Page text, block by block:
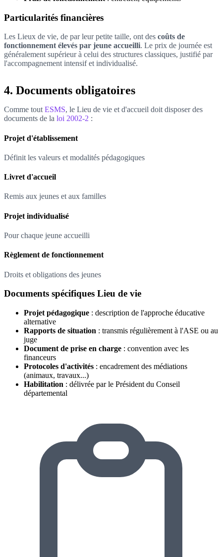
Particularités financières
Les Lieux de vie, de par leur petite taille, ont des coûts de
fonctionnement élevés par jeune accueilli. Le prix de journée est
généralement supérieur à celui des structures classiques, justifié par
l'accompagnement intensif et individualisé.
4. Documents obligatoires
Comme tout ESMS, le Lieu de vie et d'accueil doit disposer des
documents de la loi 2002-2 :
Projet d'établissement
Définit les valeurs et modalités pédagogiques
Livret d'accueil
Remis aux jeunes et aux familles
Projet individualisé
Pour chaque jeune accueilli
Règlement de fonctionnement
Droits et obligations des jeunes
Documents spécifiques Lieu de vie
Projet pédagogique : description de l'approche éducative
alternative
Rapports de situation : transmis régulièrement à l'ASE ou au
juge
Document de prise en charge : convention avec les
financeurs
Protocoles d'activités : encadrement des médiations
(animaux, travaux...)
Habilitation : délivrée par le Président du Conseil
départemental